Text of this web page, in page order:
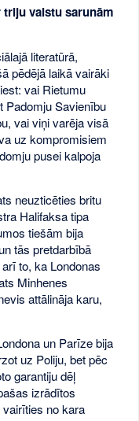
valstu sarunām
literatūrā,
pēdējā laikā vairāki
vai Rietumu
Padomju Savienību
vai viņi varēja visā
uz kompromisiem
pusei kalpoja
neuzticēties britu
Halifaksa tipa
tiešām bija
tās pretdarbībā
to, ka Londonas
Minhenes
attālināja karu,
un Parīze bija
uz Poliju, bet pēc
garantiju dēļ
izrādītos
no kara